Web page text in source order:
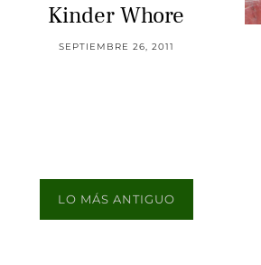
Kinder Whore
SEPTIEMBRE 26, 2011
LO MÁS ANTIGUO